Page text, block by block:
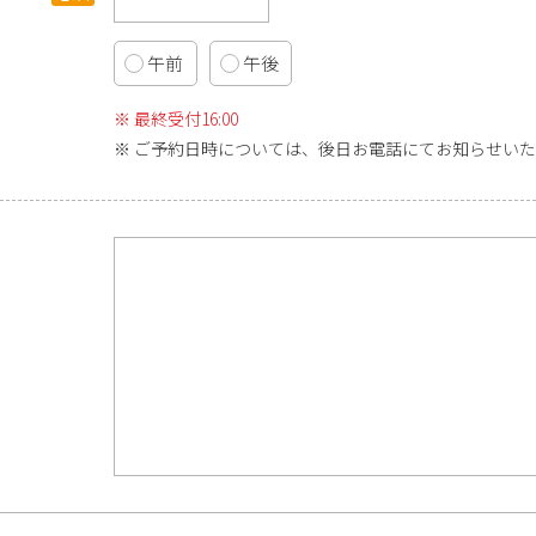
午前 午後
最終受付16:00
ご予約日時については、後日お電話にてお知らせい